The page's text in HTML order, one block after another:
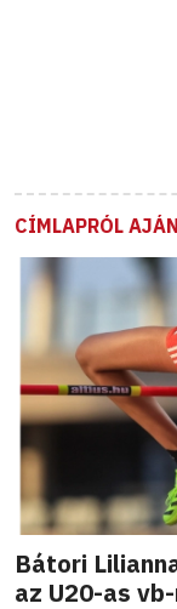
CÍMLAPRÓL
Bátori
az U20-as